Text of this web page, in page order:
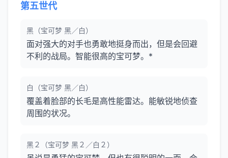
第五世代
黑（宝可梦 黑／白）
面对强大的对手也勇敢地挺身而出，但是会回避
不利的战局。智能很高的宝可梦。*
白（宝可梦 黑／白）
覆盖着脸部的长毛是高性能雷达。能敏锐地侦查
周围的状况。
黑２（宝可梦 黑２／白２）